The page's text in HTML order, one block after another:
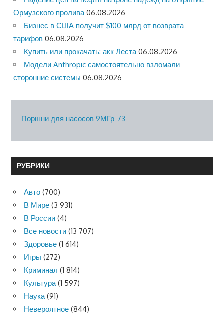
Ормузского пролива 06.08.2026
Бизнес в США получит $100 млрд от возврата
тарифов 06.08.2026
Купить или прокачать: акк Леста 06.08.2026
Модели Anthropic самостоятельно взломали
сторонние системы 06.08.2026
Поршни для насосов 9МГр-73
РУБРИКИ
Авто (700)
В Мире (3 931)
В России (4)
Все новости (13 707)
Здоровье (1 614)
Игры (272)
Криминал (1 814)
Культура(1 597)
Наука(91)
Невероятное (844)